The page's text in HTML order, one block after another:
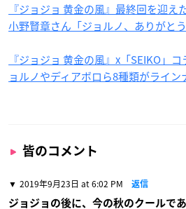
『ジョジョ 黄金の風』最終回を迎
小野賢章さん「ジョルノ、ありがとう
『ジョジョ 黄金の風』x「SEIKO」
ョルノやディアボロら8種類がライン
皆のコメント
2019年9月23日 at 6:02 PM 返信
ジョジョの後に、今の秋のクールで